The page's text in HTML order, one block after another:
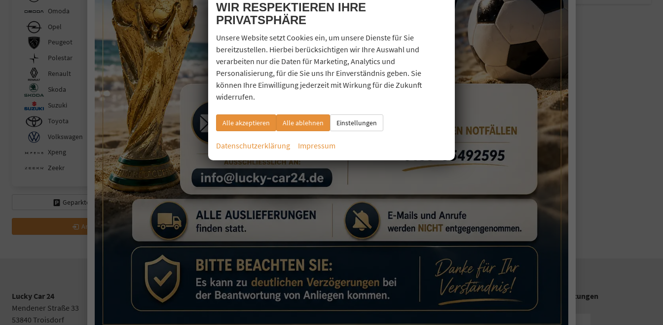
Omoda
Opel
Peugeot
Polestar
Renault
Skoda
Suzuki
Toyota
Volkswagen
Xpeng
Zeekr
Geparkte Fahrzeuge (0)
Anmelden
Lucky Car 24
Mendener Straße 33
53840 Troisdorf
Öffnungszeiten
Montag bis Freitag 09:00-20:00 Uhr
Unsere Google Bewertungen
WIR RESPEKTIEREN IHRE
PRIVATSPHÄRE
Unsere Website setzt Cookies ein, um unsere Dienste für Sie
bereitzustellen. Hierbei berücksichtigen wir Ihre Auswahl und
verarbeiten nur die Daten für Marketing, Analytics und
Personalisierung, für die Sie uns Ihr Einverständnis geben. Sie
können Ihre Einwilligung jederzeit mit Wirkung für die Zukunft
widerrufen.
Alle akzeptieren Alle ablehnen Einstellungen
Datenschutzerklärung Impressum